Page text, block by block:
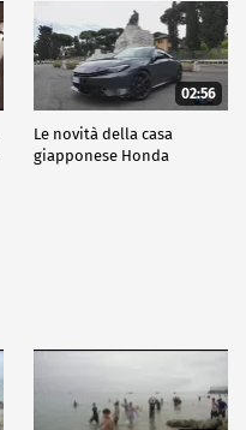
02:56
Le novità della casa
giapponese Honda